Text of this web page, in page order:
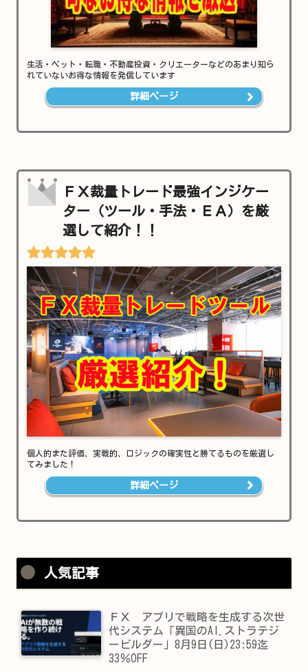
生活・ペット・転職・不動産投資・クリエーターなどのあまり知ら
れていないお得な情報を発信しています
詳細ページ
ＦＸ裁量トレード最強インジケー
ター（ツール・手法・ＥＡ）を厳
選して紹介！！
個人的また評価、実戦的、ロジックの確実性と勝てるものを厳選し
てみました！
詳細ページ
人気記事
ＦＸ アプリで戦略を生成する次世
代システム「異国のAI.ストラテジ
ービルダー」8月9日(日)23:59迄
33％OFF